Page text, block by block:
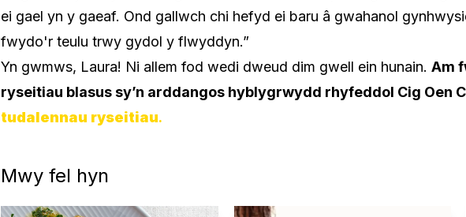
ei gael yn y gaeaf. Ond gallwch chi hefyd ei baru â gwahanol
fwydo'r teulu trwy gydol y flwyddyn.”
Yn gwmws, Laura! Ni allem fod wedi dweud dim gwell ein hunain.Am
ryseitiau blasus sy’n arddangos hyblygrwydd rhyfeddol Cig Oen
tudalennau ryseitiau.
Mwy fel hyn